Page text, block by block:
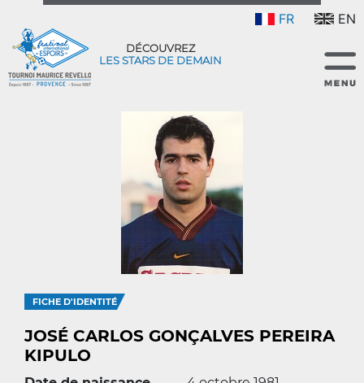
FR EN
DÉCOUVREZ
LES STARS DE DEMAIN
FICHE D'IDENTITÉ
JOSÉ CARLOS GONÇALVES PEREIRA
KIPULO